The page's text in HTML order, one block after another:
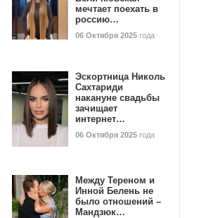
мечтает поехать в
россию…
06 Октября 2025 года
Эскортница Николь
Сахтариди
накануне свадьбы
зачищает
интернет…
06 Октября 2025 года
Между Тереном и
Инной Белень не
было отношений –
Мандзюк…